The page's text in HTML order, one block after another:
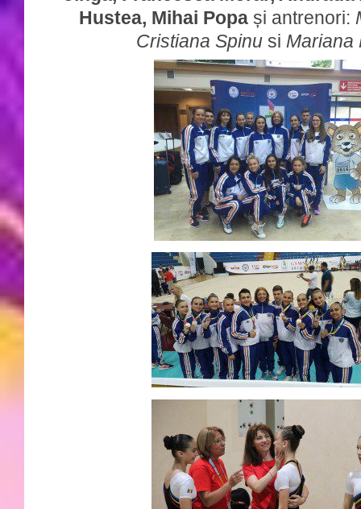
Hustea, Mihai Popași antrenori:
Cristiana Spinu si Mariana